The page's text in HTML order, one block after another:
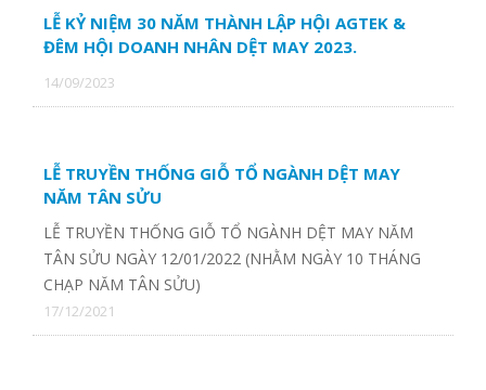
LỄ KỶ NIỆM 30 NĂM THÀNH LẬP HỘI AGTEK &
ĐÊM HỘI DOANH NHÂN DỆT MAY 2023.
14/09/2023
LỄ TRUYỀN THỐNG GIỖ TỔ NGÀNH DỆT MAY
NĂM TÂN SỬU
LỄ TRUYỀN THỐNG GIỖ TỔ NGÀNH DỆT MAY NĂM
TÂN SỬU NGÀY 12/01/2022 (NHẰM NGÀY 10 THÁNG
CHẠP NĂM TÂN SỬU)
17/12/2021